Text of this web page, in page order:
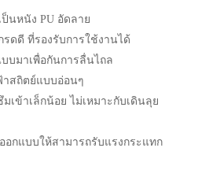
ป็นหนัง PU อัดลาย
รดดี ที่รองรับการใช้งานได้
บมาเพื่อกันการลื่นไถล
าสถิตย์แบบอ่อนๆ
เข้าเล็กน้อย ไม่เหมาะกับเดินลุย
อกแบบให้สามารถรับแรงกระแทก